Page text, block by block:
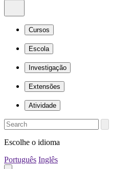
Cursos
Escola
Investigação
Extensões
Atividade
Escolhe o idioma
Português Inglês